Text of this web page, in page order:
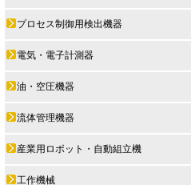
プロセス制御用検出機器
電気・電子計測器
油・空圧機器
流体管理機器
産業用ロボット・自動組立機
工作機械